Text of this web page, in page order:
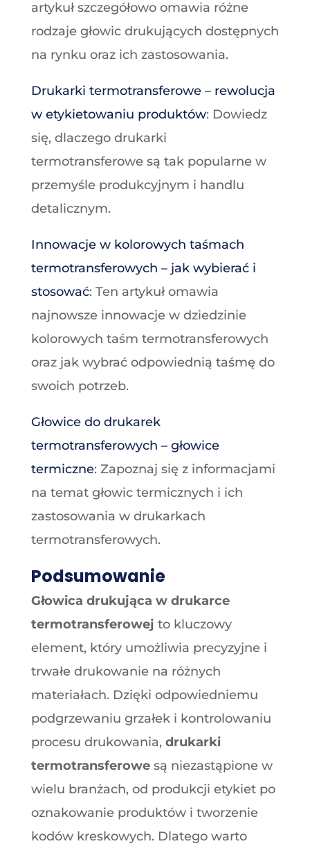
artykuł szczegółowo omawia różne
rodzaje głowic drukujących dostępnych
na rynku oraz ich zastosowania.
Drukarki termotransferowe – rewolucja
w etykietowaniu produktów: Dowiedz
się, dlaczego drukarki
termotransferowe są tak popularne w
przemyśle produkcyjnym i handlu
detalicznym.
Innowacje w kolorowych taśmach
termotransferowych – jak wybierać i
stosować: Ten artykuł omawia
najnowsze innowacje w dziedzinie
kolorowych taśm termotransferowych
oraz jak wybrać odpowiednią taśmę do
swoich potrzeb.
Głowice do drukarek
termotransferowych – głowice
termiczne: Zapoznaj się z informacjami
na temat głowic termicznych i ich
zastosowania w drukarkach
termotransferowych.
Podsumowanie
Głowica drukująca w drukarce
termotransferowej to kluczowy
element, który umożliwia precyzyjne i
trwałe drukowanie na różnych
materiałach. Dzięki odpowiedniemu
podgrzewaniu grzałek i kontrolowaniu
procesu drukowania, drukarki
termotransferowesą niezastąpione w
wielu branżach, od produkcji etykiet po
oznakowanie produktów i tworzenie
kodów kreskowych. Dlatego warto